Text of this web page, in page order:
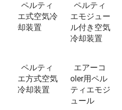
ペルティ
エ式空気冷
却装置
ペルティ
エモジュー
ル付き空気
冷却装置
ペルティ
エ方式空気
冷却装置
エアーコ
oler用ペル
ティエモジ
ュール